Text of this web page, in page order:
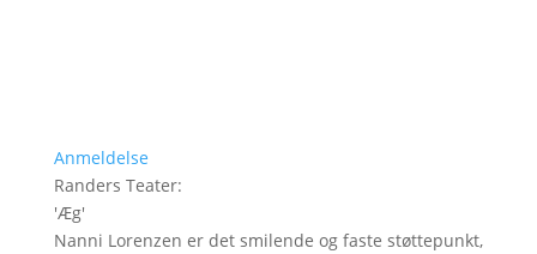
Anmeldelse
Randers Teater:
'Æg'
Nanni Lorenzen er det smilende og faste støttepunkt,